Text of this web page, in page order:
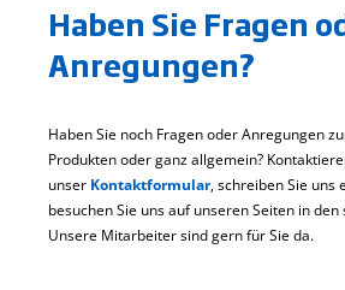
Haben Sie Fragen
Anregungen?
Haben Sie noch Fragen oder Anregungen
Produkten oder ganz allgemein?
unser Kontaktformular, schreiben Sie uns
besuchen Sie uns auf unseren Seiten in
Unsere Mitarbeiter sind gern für Sie da.